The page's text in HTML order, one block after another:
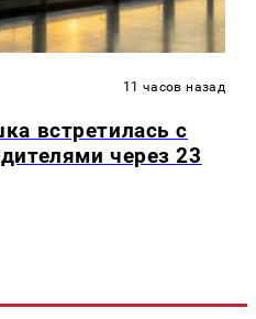
11 часов назад
встретилась с
через 23